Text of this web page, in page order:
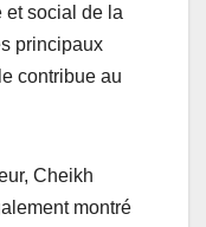
et social de la
principaux
contribue au
Cheikh
montré